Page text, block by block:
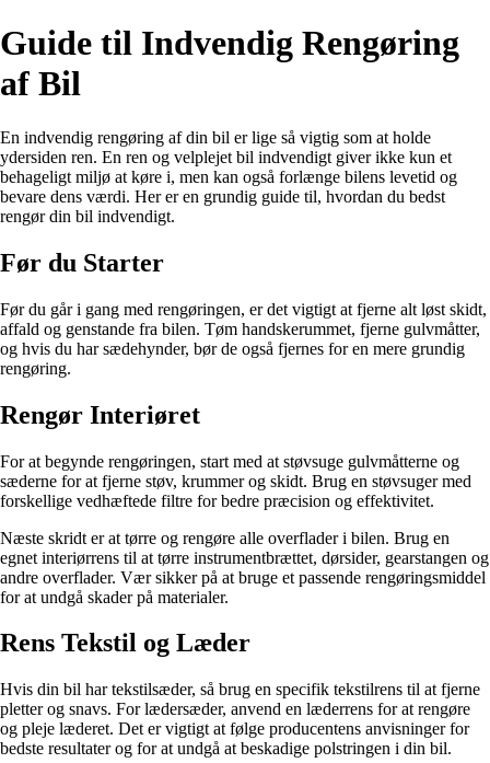
Guide til Indvendig Rengøring
af Bil
En indvendig rengøring af din bil er lige så vigtig som at holde
ydersiden ren. En ren og velplejet bil indvendigt giver ikke kun et
behageligt miljø at køre i, men kan også forlænge bilens levetid og
bevare dens værdi. Her er en grundig guide til, hvordan du bedst
rengør din bil indvendigt.
Før du Starter
Før du går i gang med rengøringen, er det vigtigt at fjerne alt løst skidt,
affald og genstande fra bilen. Tøm handskerummet, fjerne gulvmåtter,
og hvis du har sædehynder, bør de også fjernes for en mere grundig
rengøring.
Rengør Interiøret
For at begynde rengøringen, start med at støvsuge gulvmåtterne og
sæderne for at fjerne støv, krummer og skidt. Brug en støvsuger med
forskellige vedhæftede filtre for bedre præcision og effektivitet.
Næste skridt er at tørre og rengøre alle overflader i bilen. Brug en
egnet interiørrens til at tørre instrumentbrættet, dørsider, gearstangen og
andre overflader. Vær sikker på at bruge et passende rengøringsmiddel
for at undgå skader på materialer.
Rens Tekstil og Læder
Hvis din bil har tekstilsæder, så brug en specifik tekstilrens til at fjerne
pletter og snavs. For lædersæder, anvend en læderrens for at rengøre
og pleje læderet. Det er vigtigt at følge producentens anvisninger for
bedste resultater og for at undgå at beskadige polstringen i din bil.